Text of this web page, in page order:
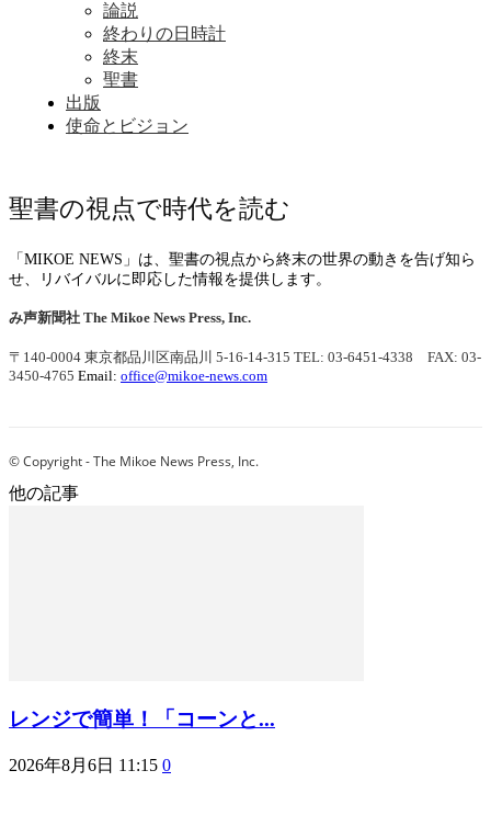
論説
終わりの日時計
終末
聖書
出版
使命とビジョン
聖書の視点で時代を読む
「MIKOE NEWS」は、聖書の視点から終末の世界の動きを告げ知ら
せ、リバイバルに即応した情報を提供します。
み声新聞社 The Mikoe News Press, Inc.
〒140-0004 東京都品川区南品川 5-16-14-315 TEL: 03-6451-4338 FAX: 03-
3450-4765 Email: office@mikoe-news.com
© Copyright - The Mikoe News Press, Inc.
他の記事
レンジで簡単！「コーンと...
2026年8月6日 11:15 0